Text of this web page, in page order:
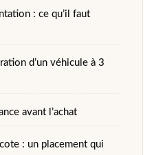
: ce qu’il faut
d’un véhicule à 3
avant l’achat
: un placement qui